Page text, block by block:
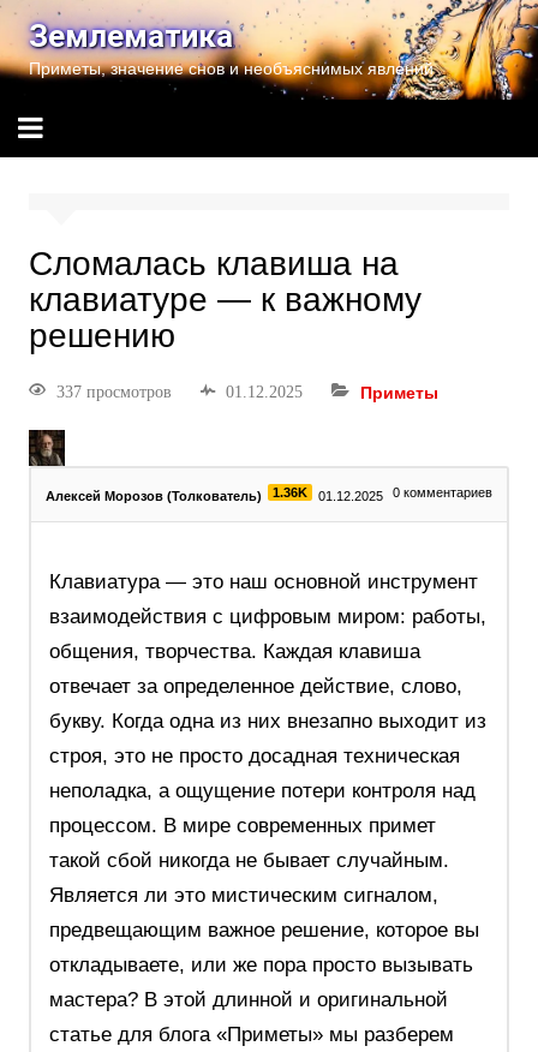
Землематика
Приметы, значение снов и необъяснимых явлений
Сломалась клавиша на
клавиатуре — к важному
решению
337 просмотров 01.12.2025 Приметы
Алексей Морозов (Толкователь) 1.36K 01.12.2025 0 комментариев
Клавиатура — это наш основной инструмент
взаимодействия с цифровым миром: работы,
общения, творчества. Каждая клавиша
отвечает за определенное действие, слово,
букву. Когда одна из них внезапно выходит из
строя, это не просто досадная техническая
неполадка, а ощущение потери контроля над
процессом. В мире современных примет
такой сбой никогда не бывает случайным.
Является ли это мистическим сигналом,
предвещающим важное решение, которое вы
откладываете, или же пора просто вызывать
мастера? В этой длинной и оригинальной
статье для блога «Приметы» мы разберем